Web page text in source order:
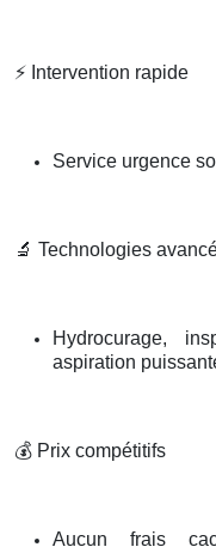
⚡ Intervention rapide
Service urgence
🔬 Technologies
Hydrocurage,
aspiration
💰 Prix compétitifs
Aucun frais